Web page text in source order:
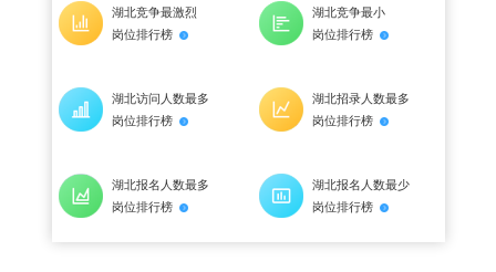
湖北竞争最激烈
岗位排行榜
湖北竞争最小
岗位排行榜
湖北访问人数最多
岗位排行榜
湖北招录人数最多
岗位排行榜
湖北报名人数最多
岗位排行榜
湖北报名人数最少
岗位排行榜